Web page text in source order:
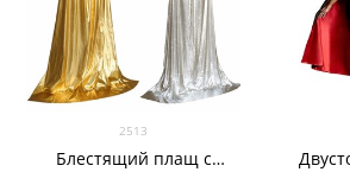
2513
Блестящий плащ с